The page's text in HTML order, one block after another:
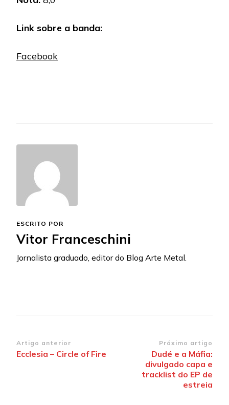
Link sobre a banda:
Facebook
ESCRITO POR
Vitor Franceschini
Jornalista graduado, editor do Blog Arte Metal.
Navegação
de
Artigo anterior
Ecclesia – Circle of Fire
Próximo artigo
Dudé e a Máfia:
divulgado capa e
tracklist do EP de
estreia